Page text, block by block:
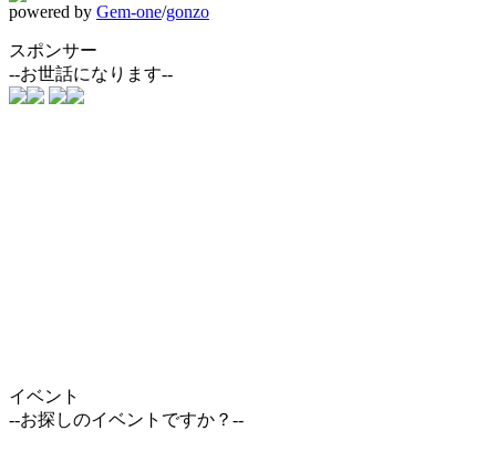
powered by Gem-one/gonzo
スポンサー
--お世話になります--
イベント
--お探しのイベントですか？--